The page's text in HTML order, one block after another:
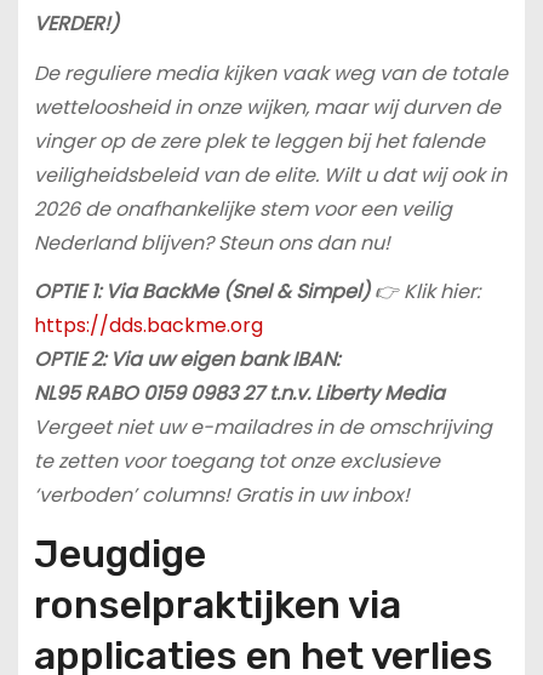
VERDER!)
De reguliere media kijken vaak weg van de totale
wetteloosheid in onze wijken, maar wij durven de
vinger op de zere plek te leggen bij het falende
veiligheidsbeleid van de elite. Wilt u dat wij ook in
2026 de onafhankelijke stem voor een veilig
Nederland blijven? Steun ons dan nu!
OPTIE 1: Via BackMe (Snel & Simpel) 👉 Klik hier:
https://dds.backme.org
OPTIE 2: Via uw eigen bank IBAN:
NL95 RABO 0159 0983 27 t.n.v. Liberty Media
Vergeet niet uw e-mailadres in de omschrijving
te zetten voor toegang tot onze exclusieve
‘verboden’ columns! Gratis in uw inbox!
Jeugdige
ronselpraktijken via
applicaties en het verlies